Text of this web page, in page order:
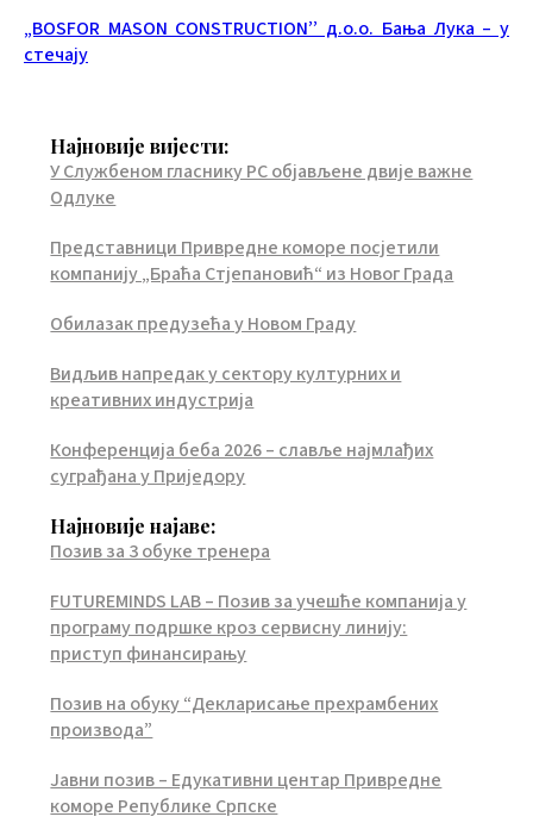
„BOSFOR MASON CONSTRUCTION’’ д.о.о. Бања Лука – у
стечају
Најновије вијести:
У Службеном гласнику РС објављене двије важне
Одлуке
Представници Привредне коморе посјетили
компанију „Браћа Стјепановић“ из Новог Града
Обилазак предузећа у Новом Граду
Видљив напредак у сектору културних и
креативних индустрија
Конференција беба 2026 – славље најмлађих
суграђана у Приједору
Најновије најаве:
Позив за 3 обуке тренера
FUTUREMINDS LAB – Позив за учешће компанија у
програму подршке кроз сервисну линију:
приступ финансирању
Позив на обуку “Декларисање прехрамбених
производа”
Јавни позив – Едукативни центар Привредне
коморе Републике Српске